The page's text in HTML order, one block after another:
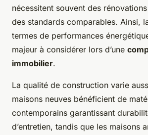
nécessitent souvent des
des standards comparables. Ainsi,
termes de performances
majeur à considérer lors d’une
immobilier.
La qualité de construction varie
maisons neuves bénéficient de
contemporains garantissant
d’entretien, tandis que les maisons